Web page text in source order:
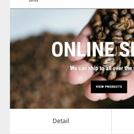
Update:
Category:その他の商
Detail Visit
Detail